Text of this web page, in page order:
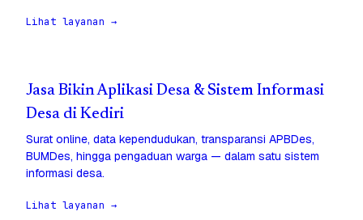
Lihat layanan →
Jasa Bikin Aplikasi Desa & Sistem Informasi
Desa di Kediri
Surat online, data kependudukan, transparansi APBDes,
BUMDes, hingga pengaduan warga — dalam satu sistem
informasi desa.
Lihat layanan →